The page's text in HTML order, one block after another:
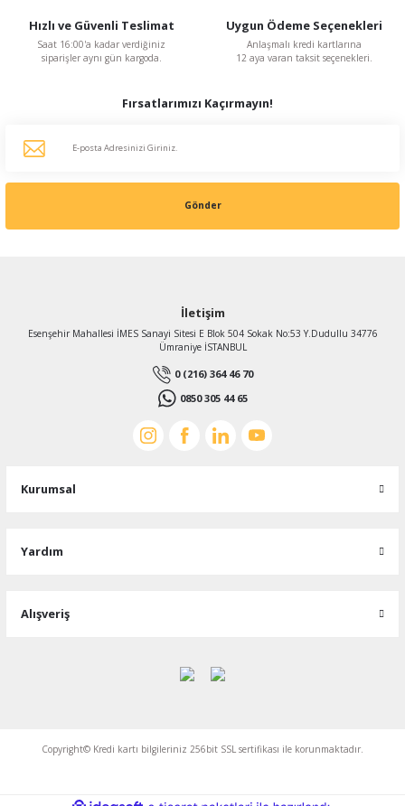
GETA 600 mm çapında 4 Kanatlı Aksiyal Fan Pervanesi (19-24-28 mm göbek çaplı)
Hızlı ve Güvenli Teslimat
Saat 16:00'a kadar verdiğiniz
siparişler aynı gün kargoda.
Uygun Ödeme Seçenekleri
Anlaşmalı kredi kartlarına
12 aya varan taksit seçenekleri.
Fırsatlarımızı Kaçırmayın!
Gönder
İletişim
Esenşehir Mahallesi İMES Sanayi Sitesi E Blok 504 Sokak No:53 Y.Dudullu 34776
Ümraniye İSTANBUL
0 (216) 364 46 70
0850 305 44 65
Kurumsal
Yardım
Alışveriş
Copyright© Kredi kartı bilgileriniz 256bit SSL sertifikası ile korunmaktadır.